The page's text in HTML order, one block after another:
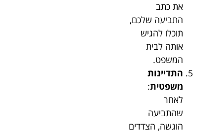
את כתב
התביעה שלכם,
תוכלו להגיש
אותה לבית
המשפט.
התדיינות
משפטית:
לאחר
שהתביעה
הוגשה, הצדדים